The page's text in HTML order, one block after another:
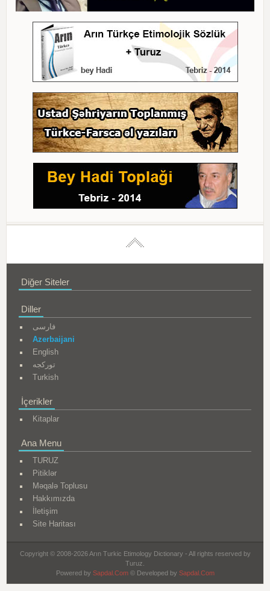
Diğer Siteler
Diller
فارسی
Azerbaijani
English
تورکجه
Turkish
İçerikler
Kitaplar
Ana Menu
TURUZ
Pitiklər
Məqalə Toplusu
Hakkımızda
İletişim
Site Haritası
Copyright © 2008-2026 Arın Turkic Etimology Dictionary - All rights reserved by
Turuz.
Powered by Sapdal.Com© Developed by Sapdal.Com